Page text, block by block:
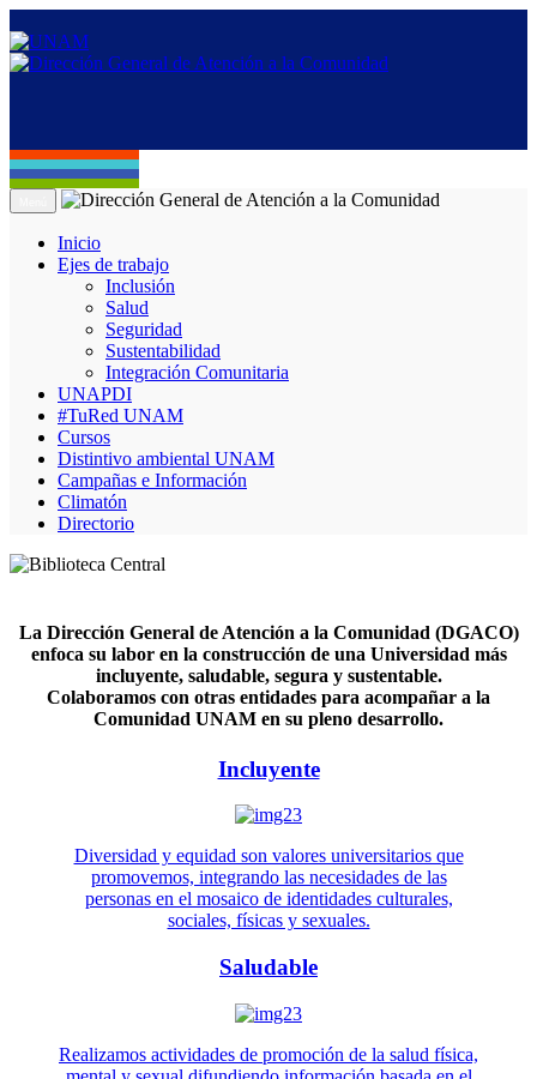
Inicio
Ejes de trabajo
Inclusión
Salud
Seguridad
Sustentabilidad
Integración Comunitaria
UNAPDI
#TuRed UNAM
Cursos
Distintivo ambiental UNAM
Campañas e Información
Climatón
Directorio
La Dirección General de Atención a la Comunidad (DGACO)
enfoca su labor en la construcción de una Universidad más
incluyente, saludable, segura y sustentable.
Colaboramos con otras entidades para acompañar a la
Comunidad UNAM en su pleno desarrollo.
Incluyente
Diversidad y equidad son valores universitarios que
promovemos, integrando las necesidades de las
personas en el mosaico de identidades culturales,
sociales, físicas y sexuales.
Saludable
Realizamos actividades de promoción de la salud física,